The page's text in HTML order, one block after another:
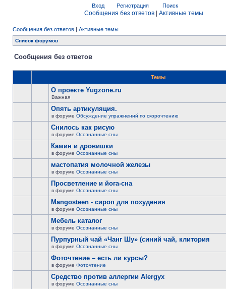
Вход Регистрация Поиск
Сообщения без ответов Активные темы
Сообщения без ответов | Активные темы
Список форумов
Сообщения без ответов
Темы
О проекте Yugzone.ru
Важная
Опять артикуляция.
в форуме Обсуждение упражнений по скорочтению
Снилось как рисую
в форуме Осознанные сны
Камин и дровишки
в форуме Осознанные сны
мастопатия молочной железы
в форуме Осознанные сны
Просветление и йога-сна
в форуме Осознанные сны
Mangosteen - сироп для похудения
в форуме Осознанные сны
Мебель каталог
в форуме Осознанные сны
Пурпурный чай «Чанг Шу» (синий чай, клитория
в форуме Осознанные сны
Фоточтение – есть ли курсы?
в форуме Фоточтение
Cредство против аллергии Alergyx
в форуме Осознанные сны